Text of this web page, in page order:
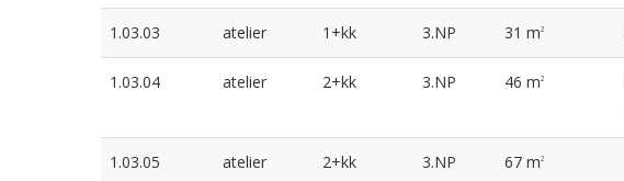
1.03.03 atelier 1+kk 3.NP 31 m2
1.03.04 atelier 2+kk 3.NP 46 m2
1.03.05 atelier 2+kk 3.NP 67 m2